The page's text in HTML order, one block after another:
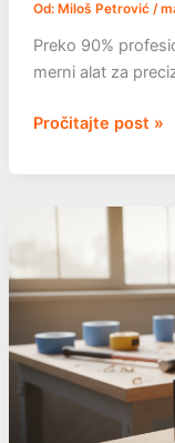
Od: Miloš Petrović /
Preko 90%
merni alat za
Uglomer
Šta
Gde
Pročitajte post »